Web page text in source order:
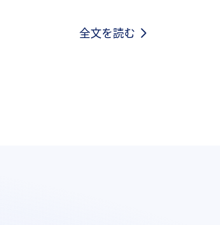
全文を読む